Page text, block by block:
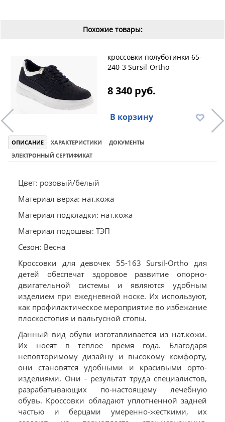
Похожие товары:
кроссовки полуботинки 65-
240-3 Sursil-Ortho
8 340 руб.
В корзину
ОПИСАНИЕ ХАРАКТЕРИСТИКИ
ДОКУМЕНТЫ
ЭЛЕКТРОННЫЙ СЕРТИФИКАТ
Цвет: розовый/белый
Материал верха: нат.кожа
Материал подкладки: нат.кожа
Материал подошвы: ТЭП
Сезон: Весна
Кроссовки для девочек 55-163 Sursil-Ortho для
детей обеспечат здоровое развитие опорно-
двигательной системы и являются удобным
изделием при ежедневной носке. Их используют,
как профилактическое мероприятие во избежание
плоскостопия и вальгусной стопы.
Данный вид обуви изготавливается из нат.кожи.
Их носят в теплое время года. Благодаря
неповторимому дизайну и высокому комфорту,
они становятся удобными и красивыми орто-
изделиями. Они - результат труда специалистов,
разрабатывающих по-настоящему лечебную
обувь. Кроссовки обладают уплотненной задней
частью и берцами умеренно-жесткими, их